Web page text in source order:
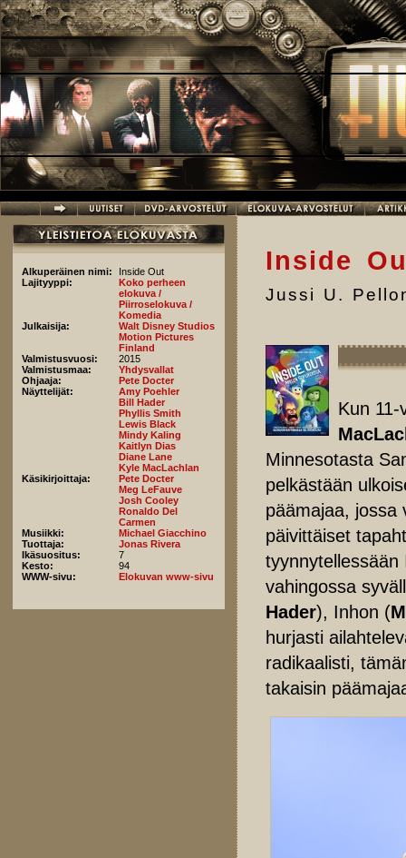
Hyppää pääsisältöön
Alkuperäinen nimi:
Inside Out
Lajityyppi:
Koko perheen
elokuva /
Piirroselokuva /
Komedia
Julkaisija:
Walt Disney Studios
Motion Pictures
Finland
Valmistusvuosi:
2015
Valmistusmaa:
Yhdysvallat
Ohjaaja:
Pete Docter
Näyttelijät:
Amy Poehler
Bill Hader
Phyllis Smith
Lewis Black
Mindy Kaling
Kaitlyn Dias
Diane Lane
Kyle MacLachlan
Käsikirjoittaja:
Pete Docter
Meg LeFauve
Josh Cooley
Ronaldo Del
Carmen
Musiikki:
Michael Giacchino
Tuottaja:
Jonas Rivera
Ikäsuositus:
7
Kesto:
94
WWW-sivu:
Elokuvan www-sivu
Inside
Jussi U.
Kun
Minnesotasta
pelkästään
päämajaa, jossa
päivittäiset
tyynnytellessään
vahingossa
Hader), Inhon (
hurjasti
radikaalisti,
takaisin